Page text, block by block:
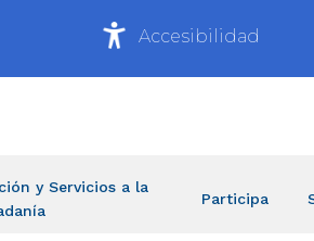
Accesibilidad
y Servicios a la
Participa